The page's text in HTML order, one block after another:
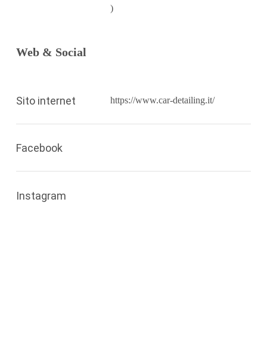
)
Web & Social
Sito internet https://www.car-detailing.it/
Facebook
Instagram